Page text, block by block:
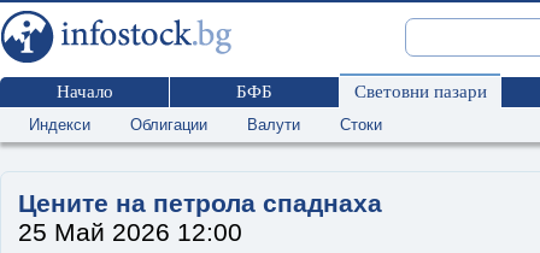
Начало БФБ Световни пазари
Индекси Облигации Валути Стоки
Цените на петрола спаднаха
25 Май 2026 12:00